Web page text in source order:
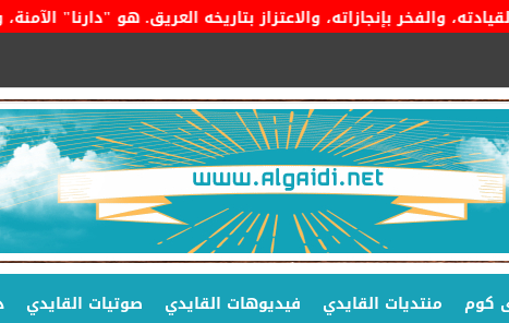
بإنجازاته، والاعتزاز بتاريخه العريق. هو "دارنا" الآمنة،
كوم منتديات القايدي فيديوهات القايدي صوتيات القايدي